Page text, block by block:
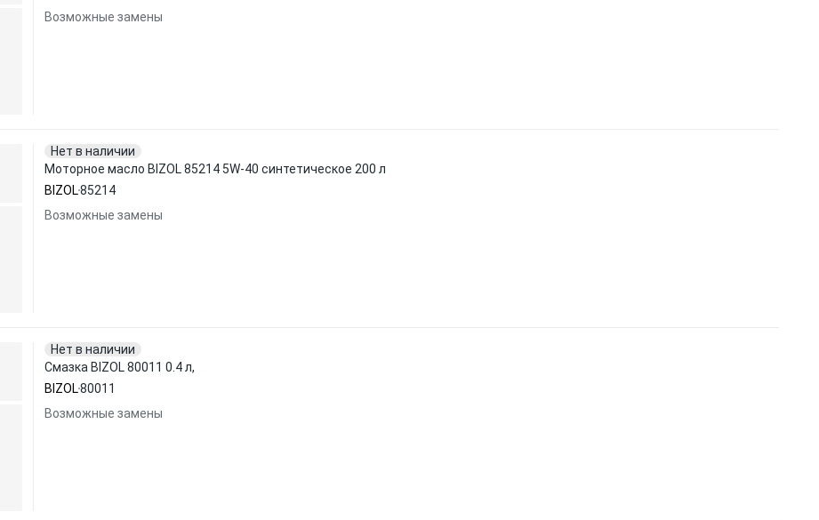
Возможные замены
Нет в наличии
Моторное масло BIZOL 85214 5W-40 синтетическое 200 л
BIZOL85214
Возможные замены
Нет в наличии
Смазка BIZOL 80011 0.4 л,
BIZOL80011
Возможные замены